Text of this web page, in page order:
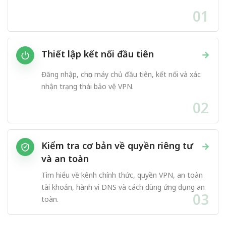
01
→
Thiết lập kết nối đầu tiên
Đăng nhập, chọn máy chủ đầu tiên, kết nối và xác
nhận trạng thái bảo vệ VPN.
02
→
Kiểm tra cơ bản về quyền riêng tư
và an toàn
Tìm hiểu về kênh chính thức, quyền VPN, an toàn
tài khoản, hành vi DNS và cách dùng ứng dụng an
toàn.
03